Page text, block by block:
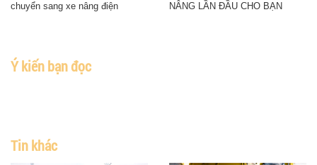
chuyển sang xe nâng điện
NÂNG LẦN ĐẦU CHO BẠN
Ý kiến bạn đọc
Tin khác